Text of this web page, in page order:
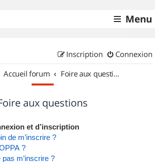
Menu
Connexion
Inscription
Accueil forum Foire aux questions
aux questions
et d’inscription
de m’inscrire ?
?
m’inscrire ?